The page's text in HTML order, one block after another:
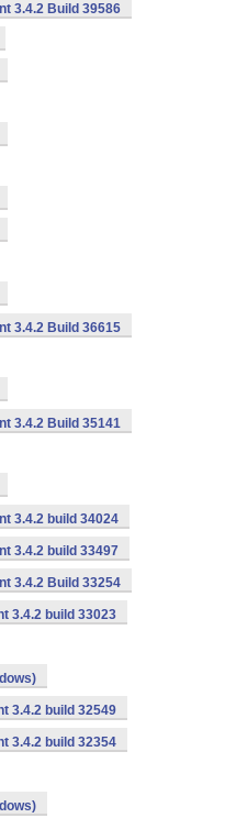
3.4.2 Build 39586
3.4.2 Build 36615
3.4.2 Build 35141
3.4.2 build 34024
3.4.2 build 33497
3.4.2 Build 33254
3.4.2 build 33023
3.4.2 build 32549
3.4.2 build 32354